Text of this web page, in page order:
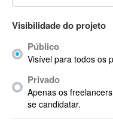
ACID Pro
ACPI
Acrobat X
ACT
Actian
Actimize
Visibilidade do projeto
Público
Visível para todos os
Privado
Apenas os
se candidatar.